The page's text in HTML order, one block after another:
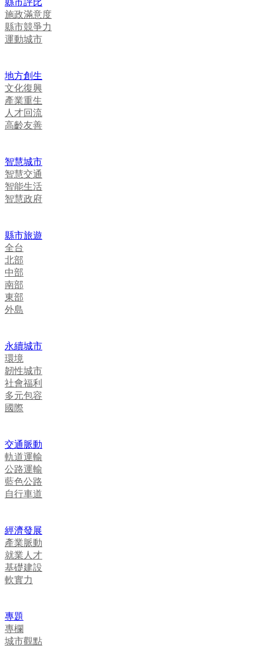
縣市評比
施政滿意度
縣市競爭力
運動城市
地方創生
文化復興
產業重生
人才回流
高齡友善
智慧城市
智慧交通
智能生活
智慧政府
縣市旅遊
全台
北部
中部
南部
東部
外島
永續城市
環境
韌性城市
社會福利
多元包容
國際
交通脈動
軌道運輸
公路運輸
藍色公路
自行車道
經濟發展
產業脈動
就業人才
基礎建設
軟實力
專題
專欄
城市觀點